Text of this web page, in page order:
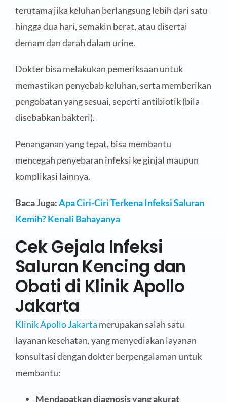
terutama jika keluhan berlangsung lebih dari satu
hingga dua hari, semakin berat, atau disertai
demam dan darah dalam urine.
Dokter bisa melakukan pemeriksaan untuk
memastikan penyebab keluhan, serta memberikan
pengobatan yang sesuai, seperti antibiotik (bila
disebabkan bakteri).
Penanganan yang tepat, bisa membantu
mencegah penyebaran infeksi ke ginjal maupun
komplikasi lainnya.
Baca Juga:Apa Ciri-Ciri Terkena Infeksi Saluran
Kemih? Kenali Bahayanya
Cek Gejala Infeksi
Saluran Kencing dan
Obati di Klinik Apollo
Jakarta
Klinik Apollo Jakarta merupakan salah satu
layanan kesehatan, yang menyediakan layanan
konsultasi dengan dokter berpengalaman untuk
membantu:
Mendapatkan diagnosis yang akurat